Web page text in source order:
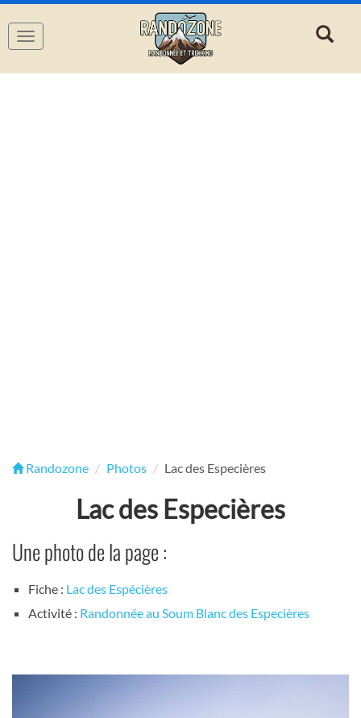
Navigation
Randozone Photos Lac des Especières
Lac des Especières
Une photo de la page :
Fiche : Lac des Espécières
Activité : Randonnée au Soum Blanc des Especières